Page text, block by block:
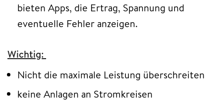
bieten Apps, die Ertrag, Spannung und
eventuelle Fehler anzeigen.
Wichtig:
Nicht die maximale Leistung überschreiten
keine Anlagen an Stromkreisen